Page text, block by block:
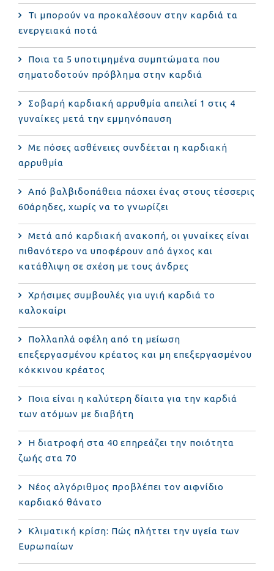
Τι μπορούν να προκαλέσουν στην καρδιά τα
ενεργειακά ποτά
Ποια τα 5 υποτιμημένα συμπτώματα που
σηματοδοτούν πρόβλημα στην καρδιά
Σοβαρή καρδιακή αρρυθμία απειλεί 1 στις 4
γυναίκες μετά την εμμηνόπαυση
Με πόσες ασθένειες συνδέεται η καρδιακή
αρρυθμία
Από βαλβιδοπάθεια πάσχει ένας στους τέσσερις
60άρηδες, χωρίς να το γνωρίζει
Μετά από καρδιακή ανακοπή, οι γυναίκες είναι
πιθανότερο να υποφέρουν από άγχος και
κατάθλιψη σε σχέση με τους άνδρες
Χρήσιμες συμβουλές για υγιή καρδιά το
καλοκαίρι
Πολλαπλά οφέλη από τη μείωση
επεξεργασμένου κρέατος και μη επεξεργασμένου
κόκκινου κρέατος
Ποια είναι η καλύτερη δίαιτα για την καρδιά
των ατόμων με διαβήτη
Η διατροφή στα 40 επηρεάζει την ποιότητα
ζωής στα 70
Νέος αλγόριθμος προβλέπει τον αιφνίδιο
καρδιακό θάνατο
Κλιματική κρίση: Πώς πλήττει την υγεία των
Ευρωπαίων